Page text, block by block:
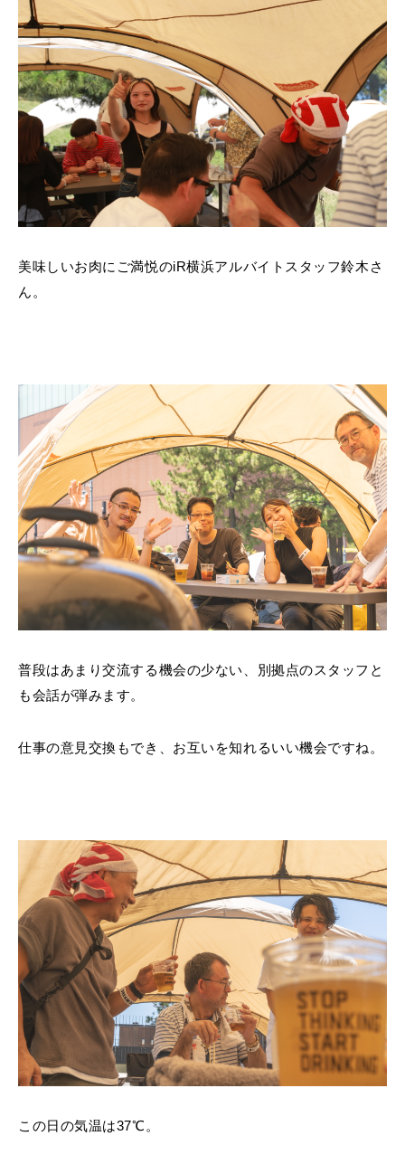
美味しいお肉にご満悦のiR横浜アルバイトスタッフ鈴木さ
ん。
普段はあまり交流する機会の少ない、別拠点のスタッフと
も会話が弾みます。
仕事の意見交換もでき、お互いを知れるいい機会ですね。
この日の気温は37℃。